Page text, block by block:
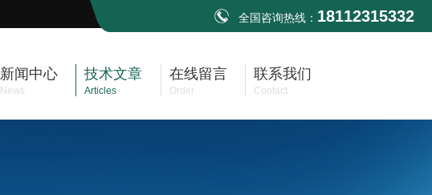
全国咨询热线： 18112315332
新闻中心
News
技术文章
Articles
在线留言
Order
联系我们
Contact